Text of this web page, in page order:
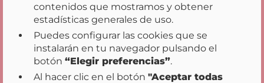
Inicio | Transparencia | Participación
Datos Abiertos | Acción de Gobierno
contenidos que mostramos y obtener
estadísticas generales de uso.
Puedes configurar las cookies que se
instalarán en tu navegador pulsando el
botón “Elegir preferencias”.
Al hacer clic en el botón "Aceptar todas